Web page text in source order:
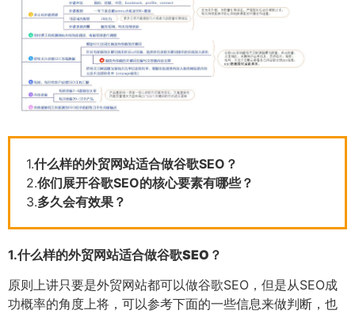
1.什么样的外贸网站适合做谷歌SEO？
2.你们展开谷歌SEO的核心要素有哪些？
3.多久会有效果？
1.什么样的外贸网站适合做谷歌SEO？
原则上讲只要是外贸网站都可以做谷歌SEO，但是从SEO成
功概率的角度上将，可以参考下面的一些信息来做判断，也